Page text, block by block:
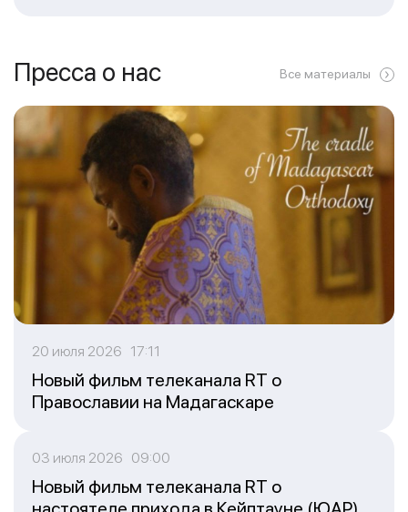
Пресса о нас Все материалы
20 июля 2026 17:11
Новый фильм телеканала RT о
Православии на Мадагаскаре
03 июля 2026 09:00
Новый фильм телеканала RT о